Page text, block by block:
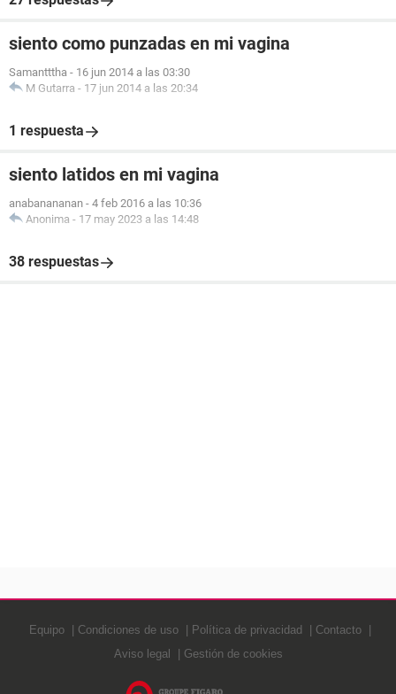
siento como punzadas en mi vagina
Samantttha - 16 jun 2014 a las 03:30
M Gutarra - 17 jun 2014 a las 20:34
1 respuesta
siento latidos en mi vagina
anabanananan - 4 feb 2016 a las 10:36
Anonima - 17 may 2023 a las 14:48
38 respuestas
Equipo Condiciones de uso Política de privacidad
Contacto
Aviso legal
Gestión de cookies